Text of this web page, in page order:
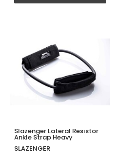
Slazenger Lateral Resıstor
Ankle Strap Heavy
SLAZENGER